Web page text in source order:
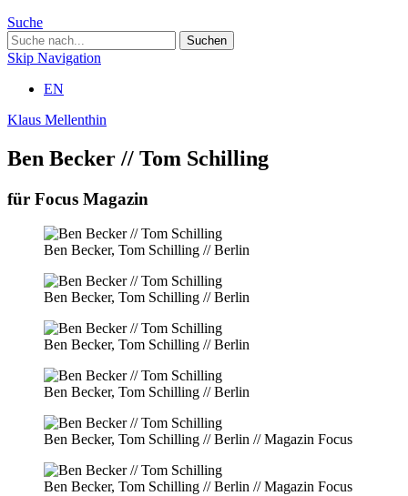
Suche
Skip Navigation
EN
Klaus Mellenthin
Ben Becker // Tom Schilling
für Focus Magazin
Ben Becker, Tom Schilling // Berlin
Ben Becker, Tom Schilling // Berlin
Ben Becker, Tom Schilling // Berlin
Ben Becker, Tom Schilling // Berlin
Ben Becker, Tom Schilling // Berlin // Magazin Focus
Ben Becker, Tom Schilling // Berlin // Magazin Focus